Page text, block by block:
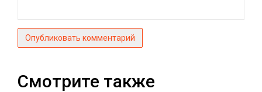
Опубликовать комментарий
Смотрите также